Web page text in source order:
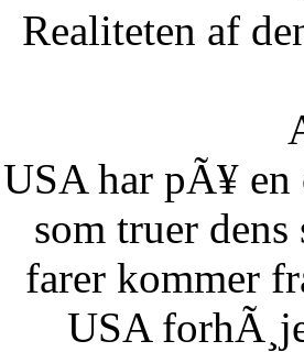
Realiteten af
USA har pÃ¥ en
som truer
farer kommer
USA